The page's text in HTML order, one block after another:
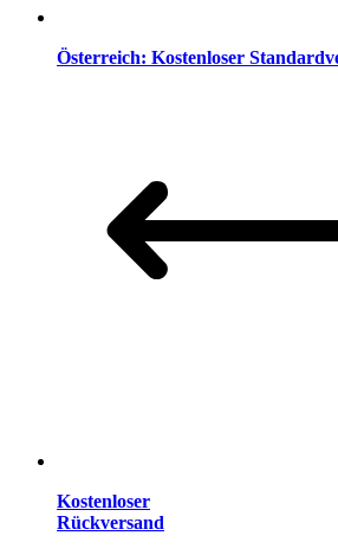
Österreich: Kostenloser
Kostenloser
Rückversand